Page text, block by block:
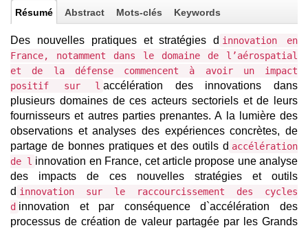
Résumé Abstract Mots-clés Keywords
Des nouvelles pratiques et stratégies d innovation en
France, notamment dans le domaine de l’aérospatial
et de la défense commencent à avoir un impact
positif sur l accélération des innovations dans
plusieurs domaines de ces acteurs sectoriels et de leurs
fournisseurs et autres parties prenantes. A la lumière des
observations et analyses des expériences concrètes, de
partage de bonnes pratiques et des outils d accélération
de l innovation en France, cet article propose une analyse
des impacts de ces nouvelles stratégies et outils
d innovation sur le raccourcissement des cycles
d innovation et par conséquence d`accélération des
processus de création de valeur partagée par les Grands